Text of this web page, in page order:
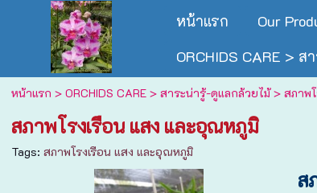
หน้าแรก Our
ORCHIDS CARE >
หน้าแรก > ORCHIDS CARE > สาระน่ารู้-ดูแลกล้วยไม้> สภาพ
สภาพโรงเรือน แสง และอุณหภูมิ
Tags: สภาพโรงเรือน แสง และอุณหภูมิ
ส